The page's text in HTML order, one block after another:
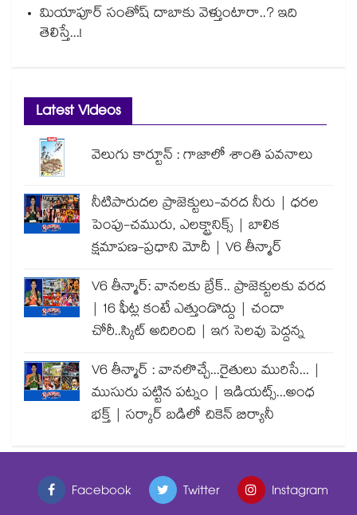
మియాపూర్ సంతోష్ దాబాకు వెళ్తుంటారా..? ఇది
తెలిస్తే...!
Latest Videos
వెలుగు కార్టూన్ : గాజాలో శాంతి పవనాలు
నీటిపారుదల ప్రాజెక్టులు-వరద నీరు | ధరల
పెంపు-చమురు, ఎలక్ట్రానిక్స్ | బాలిక
క్షమాపణ-ప్రధాని మోదీ | V6 తీన్మార్
V6 తీన్మార్: వానలకు బ్రేక్.. ప్రాజెక్టులకు వరద
| 16 ఫీట్ల కంటే ఎత్తుండొద్దు | చందా
చోరీ..స్కిట్ అదిరింది | ఇగ సెలవు పెద్దన్న
V6 తీన్మార్ : వానలొచ్చే...రైతులు మురిసే... |
ముసురు పట్టిన పట్నం | ఇడియట్స్...అంధ
భక్త్ | సర్కార్ బడిలో చికెన్ బిర్యానీ
Facebook Twitter Instagram